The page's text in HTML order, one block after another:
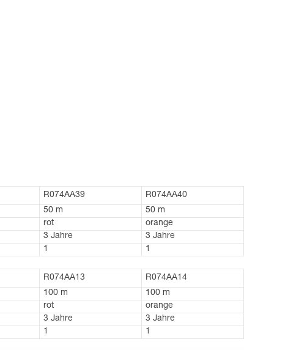
R074AA39
R074AA40
50 m
50 m
rot
orange
3 Jahre
3 Jahre
1 1
R074AA13
R074AA14
100 m
100 m
rot
orange
3 Jahre
3 Jahre
1 1